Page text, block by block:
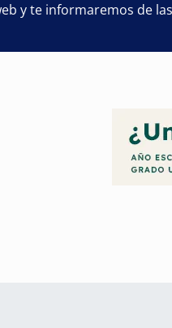
y te informaremos de